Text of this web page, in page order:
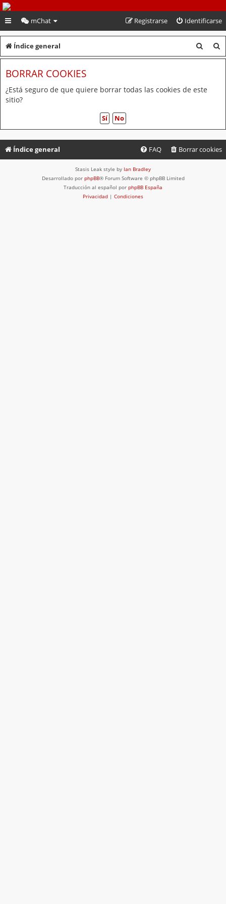
PeruVoley.com
mChat Identificarse
Registrarse
Índice general
u
u
c
BORRAR COOKIES
¿Está seguro de que quiere borrar todas las cookies de este
sitio?
Índice general Borrar cookies
FAQ
Stasis Leak style by Ian Bradley
Desarrollado por phpBB® Forum Software © phpBB Limited
Traducción al español por phpBB España
Privacidad | Condiciones